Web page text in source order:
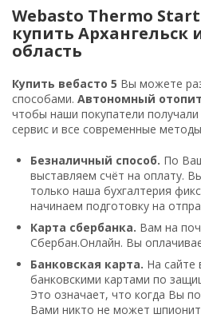
Webasto Thermo Start
купить Архангельск
область
Купить вебасто 5 Вы можете
способами. Автономный
чтобы наши покупатели
сервис и все современные
Безналичный способ. По
выставляем счёт на оплату.
только наша бухгалтерия
начинаем подготовку на
Карта сбербанка. Вам на
Сбербан.Онлайн. Вы
Банковская карта. На сайте
банковскими картами по
Это означает, что когда Вы
Вами никто не может